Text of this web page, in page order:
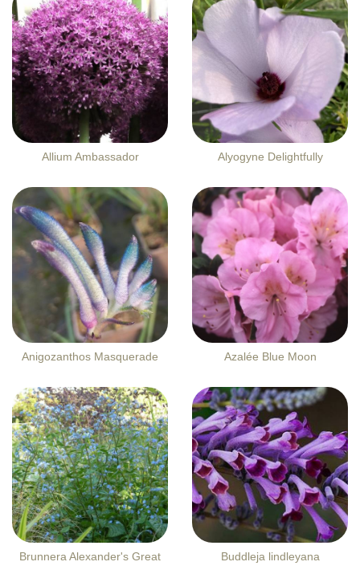
Allium Ambassador Alyogyne Delightfully
Anigozanthos Masquerade Azalée Blue Moon
Brunnera Alexander's Great Buddleja lindleyana